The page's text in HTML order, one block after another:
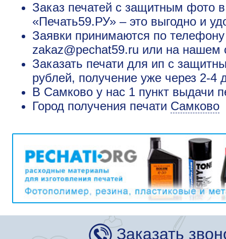
Заказ печатей с защитным фото
«Печать59.РУ» – это выгодно и
Заявки принимаются по
zakaz@pechat59.ru или на нашем
Заказать печати для ип с
рублей, получение уже через 2-4
В Самково у нас 1 пункт выдачи
Город получения печати Самково
Заказать